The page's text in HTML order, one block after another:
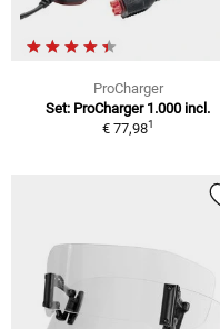
ProCharger
Set: ProCharger 1.000 incl.
€ 77,981